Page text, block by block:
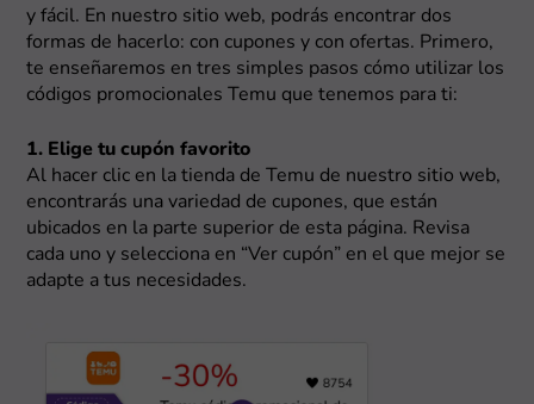
y fácil. En nuestro sitio web, podrás encontrar dos
formas de hacerlo: con cupones y con ofertas. Primero,
te enseñaremos en tres simples pasos cómo utilizar los
códigos promocionales Temu que tenemos para ti:
1. Elige tu cupón favorito
Al hacer clic en la tienda de Temu de nuestro sitio web,
encontrarás una variedad de cupones, que están
ubicados en la parte superior de esta página. Revisa
cada uno y selecciona en “Ver cupón” en el que mejor se
adapte a tus necesidades.